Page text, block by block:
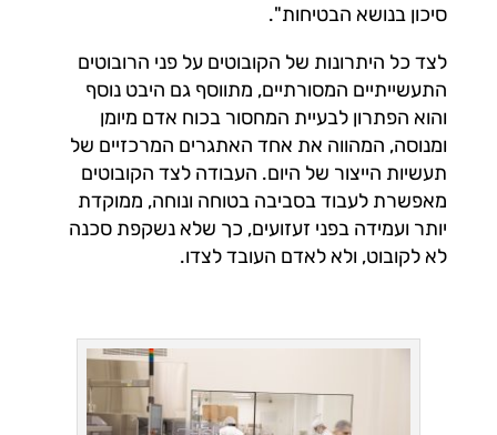
סיכון בנושא הבטיחות".
לצד כל היתרונות של הקובוטים על פני הרובוטים
התעשייתיים המסורתיים, מתווסף גם היבט נוסף
והוא הפתרון לבעיית המחסור בכוח אדם מיומן
ומנוסה, המהווה את אחד האתגרים המרכזיים של
תעשיות הייצור של היום. העבודה לצד הקובוטים
מאפשרת לעבוד בסביבה בטוחה ונוחה, ממוקדת
יותר ועמידה בפני זעזועים, כך שלא נשקפת סכנה
לא לקובוט, ולא לאדם העובד לצדו.